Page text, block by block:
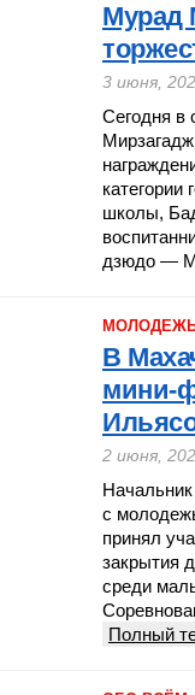
Мурад
3 июня,
Сегодня в
категории
школы,
дзюдо —
В
мини-
2 июня,
с
принял
закрытия
среди
Полный